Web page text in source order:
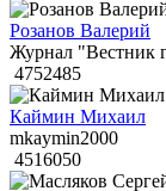
Розанов Валерий
Журнал "Вестник
4752485
Каймин Михаил
mkaymin2000
4516050